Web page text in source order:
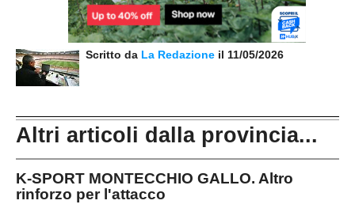
Scritto da La Redazione il 11/05/2026
Altri articoli dalla provincia...
K-SPORT MONTECCHIO GALLO. Altro
rinforzo per l'attacco